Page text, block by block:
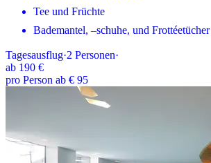
Tee und Früchte
Bademantel, –schuhe, und Frottéetücher
Tagesausflug·2 Personen·
ab 190 €
pro Person ab € 95